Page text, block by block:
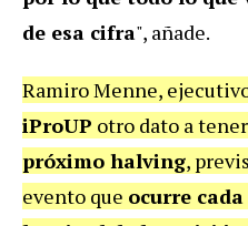
de esa cifra", añade.
Ramiro Menne,
iProUP otro dato a
próximo halving,
evento que ocurre